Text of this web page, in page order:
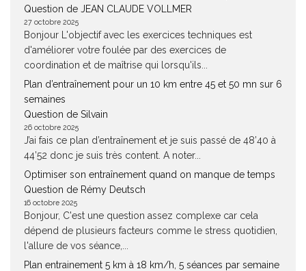
Question de JEAN CLAUDE VOLLMER
27 octobre 2025
Bonjour L'objectif avec les exercices techniques est
d'améliorer votre foulée par des exercices de
coordination et de maîtrise qui lorsqu'ils...
Plan d’entraînement pour un 10 km entre 45 et 50 mn sur 6
semaines
Question de Silvain
26 octobre 2025
J’ai fais ce plan d’entraînement et je suis passé de 48’40 à
44’52 donc je suis très content. A noter...
Optimiser son entraînement quand on manque de temps
Question de Rémy Deutsch
16 octobre 2025
Bonjour, C'est une question assez complexe car cela
dépend de plusieurs facteurs comme le stress quotidien,
l'allure de vos séance,...
Plan entrainement 5 km à 18 km/h, 5 séances par semaine